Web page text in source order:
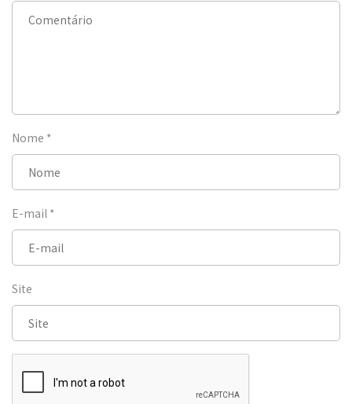
Nome *
E-mail *
Site